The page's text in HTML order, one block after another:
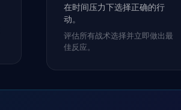
在时间压力下选择正确的行
动。
评估所有战术选择并立即做出最
佳反应。